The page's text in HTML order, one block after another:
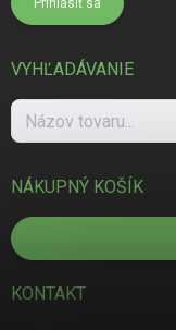
Prihlásiť sa
VYHĽADÁVANIE
NÁKUPNÝ KOŠÍK
KONTAKT